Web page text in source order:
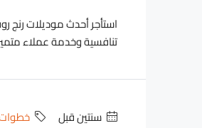
استأجر أحدث موديلات رنج
تنافسية وخدمة عملاء
‏سنتين قبل خطوات